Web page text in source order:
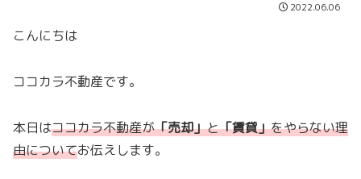
2022.06.06
こんにちは
ココカラ不動産です。
本日はココカラ不動産が「売却」と「賃貸」をやらない理
由についてお伝えします。